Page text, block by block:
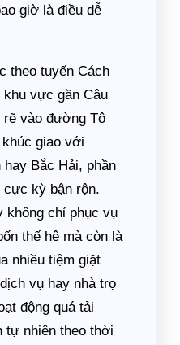
giờ là điều dễ
theo tuyến Cách
khu vực gần Câu
rẽ vào đường Tô
giao với
Bắc Hải, phần
cực kỳ bận rộn.
không chỉ phục vụ
thế hệ mà còn là
nhiều tiệm giặt
vụ hay nhà trọ
động quá tải
tự nhiên theo thời